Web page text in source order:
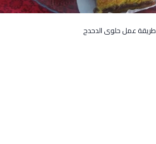
طريقة عمل حلوى الدحدح